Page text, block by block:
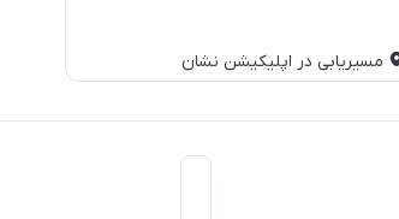
مسیریابی در اپلیکیشن نشان